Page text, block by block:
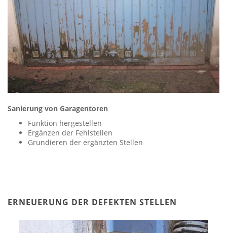
Sanierung von Garagentoren
Funktion hergestellen
Ergänzen der Fehlstellen
Grundieren der ergänzten Stellen
ERNEUERUNG DER DEFEKTEN STELLEN